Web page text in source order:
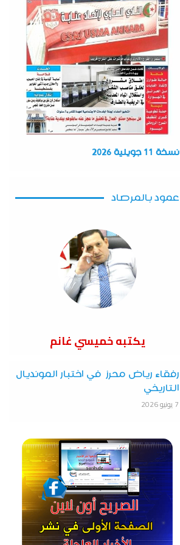
نسخة 11 جويلية 2026
عمود بالمرصاد
يكتبه خميسي غانم
رفقاء رياض محرز في اختبار المونديال
التاريخي
7 يونيو 2026